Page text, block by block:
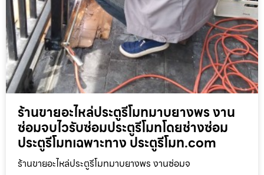
ร้านขายอะไหล่ประตูรีโมทมาบยางพร งาน
ซ่อมจบไวรับซ่อมประตูรีโมทโดยช่างซ่อม
ประตูรีโมทเฉพาะทาง ประตูรีโมท.com
ร้านขายอะไหล่ประตูรีโมทมาบยางพร งานซ่อมจ